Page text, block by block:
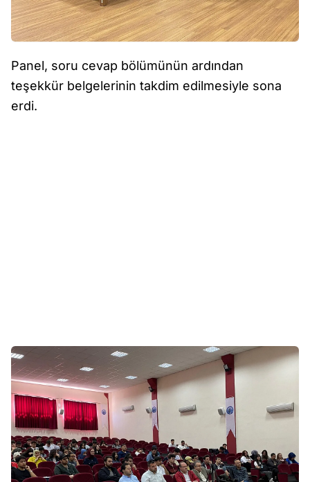
Panel, soru cevap bölümünün ardından
teşekkür belgelerinin takdim edilmesiyle sona
erdi.